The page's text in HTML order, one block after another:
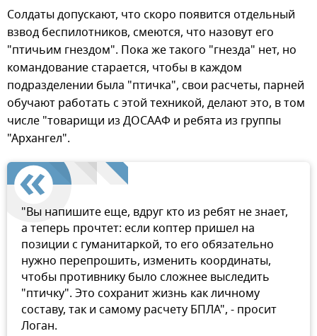
Солдаты допускают, что скоро появится отдельный
взвод беспилотников, смеются, что назовут его
"птичьим гнездом". Пока же такого "гнезда" нет, но
командование старается, чтобы в каждом
подразделении была "птичка", свои расчеты, парней
обучают работать с этой техникой, делают это, в том
числе "товарищи из ДОСААФ и ребята из группы
"Архангел".
"Вы напишите еще, вдруг кто из ребят не знает,
а теперь прочтет: если коптер пришел на
позиции с гуманитаркой, то его обязательно
нужно перепрошить, изменить координаты,
чтобы противнику было сложнее выследить
"птичку". Это сохранит жизнь как личному
составу, так и самому расчету БПЛА", - просит
Логан.